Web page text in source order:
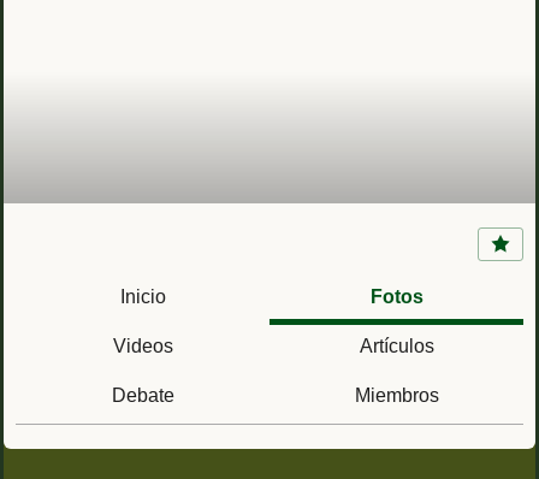
Presidio Nuestra Señora de Loreto de la Bahía
Inicio Fotos
Videos Artículos
Debate Miembros